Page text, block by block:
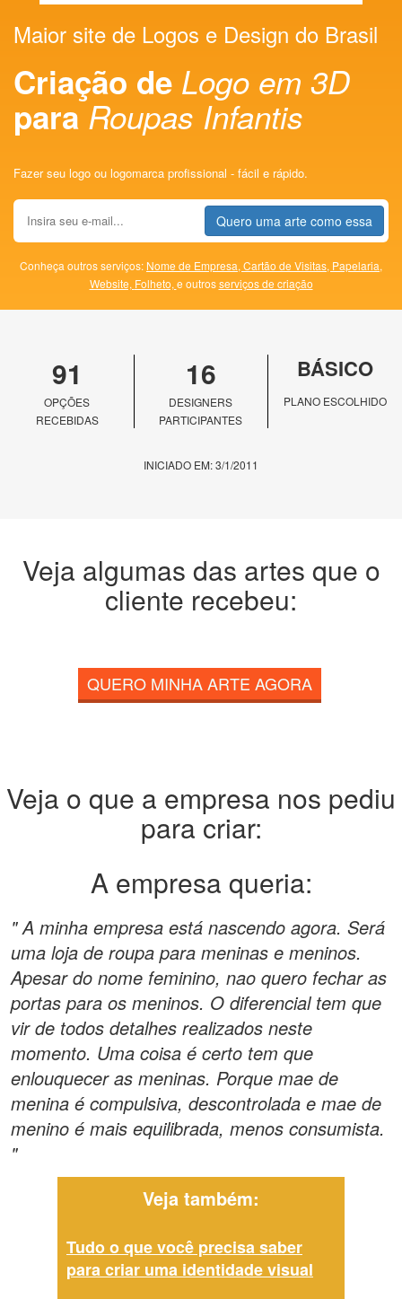
Maior site de Logos e Design do Brasil
Criação de Logo em 3D
para Roupas Infantis
Fazer seu logo ou logomarca profissional - fácil e rápido.
Quero uma arte como essa
Conheça outros serviços: Nome de Empresa, Cartão de Visitas, Papelaria,
Website, Folheto, e outrosserviços de criação
91
OPÇÕES
RECEBIDAS
16
DESIGNERS
PARTICIPANTES
BÁSICO
PLANO ESCOLHIDO
INICIADO EM: 3/1/2011
Veja algumas das artes que o
cliente recebeu:
QUERO MINHA ARTE AGORA
Veja o que a empresa nos pediu
para criar:
A empresa queria:
" A minha empresa está nascendo agora. Será
uma loja de roupa para meninas e meninos.
Apesar do nome feminino, nao quero fechar as
portas para os meninos. O diferencial tem que
vir de todos detalhes realizados neste
momento. Uma coisa é certo tem que
enlouquecer as meninas. Porque mae de
menina é compulsiva, descontrolada e mae de
menino é mais equilibrada, menos consumista.
"
Veja também:
Tudo o que você precisa saber
para criar uma identidade visual